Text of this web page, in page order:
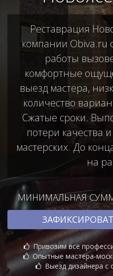
Реставрация
компании Obiva.ru
работы
комфортные
выезд мастера,
количество
Сжатые сроки.
потери качества
мастерских. До
на
МИНИМАЛЬНАЯ
Привозим всё
Опытные мастера-
Выезд дизайнера с